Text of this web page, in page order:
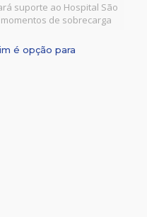
suporte ao Hospital São
de sobrecarga
é opção para